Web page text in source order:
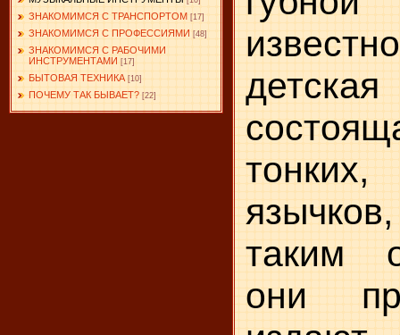
ЗНАКОМИМСЯ С ТРАНСПОРТОМ [17]
ЗНАКОМИМСЯ С ПРОФЕССИЯМИ [48]
ЗНАКОМИМСЯ С РАБОЧИМИ
ИНСТРУМЕНТАМИ [17]
БЫТОВАЯ ТЕХНИКА [10]
ПОЧЕМУ ТАК БЫВАЕТ? [22]
таким
они